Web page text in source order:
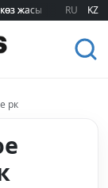
жасы:
жасы: RU KZ
рк